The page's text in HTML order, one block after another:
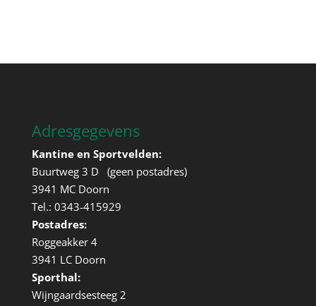
Adresgegevens
Kantine en Sportvelden:
Buurtweg 3 D (geen postadres)
3941 MC Doorn
Tel.: 0343-415929
Postadres:
Roggeakker 4
3941 LC Doorn
Sporthal:
Wijngaardsesteeg 2